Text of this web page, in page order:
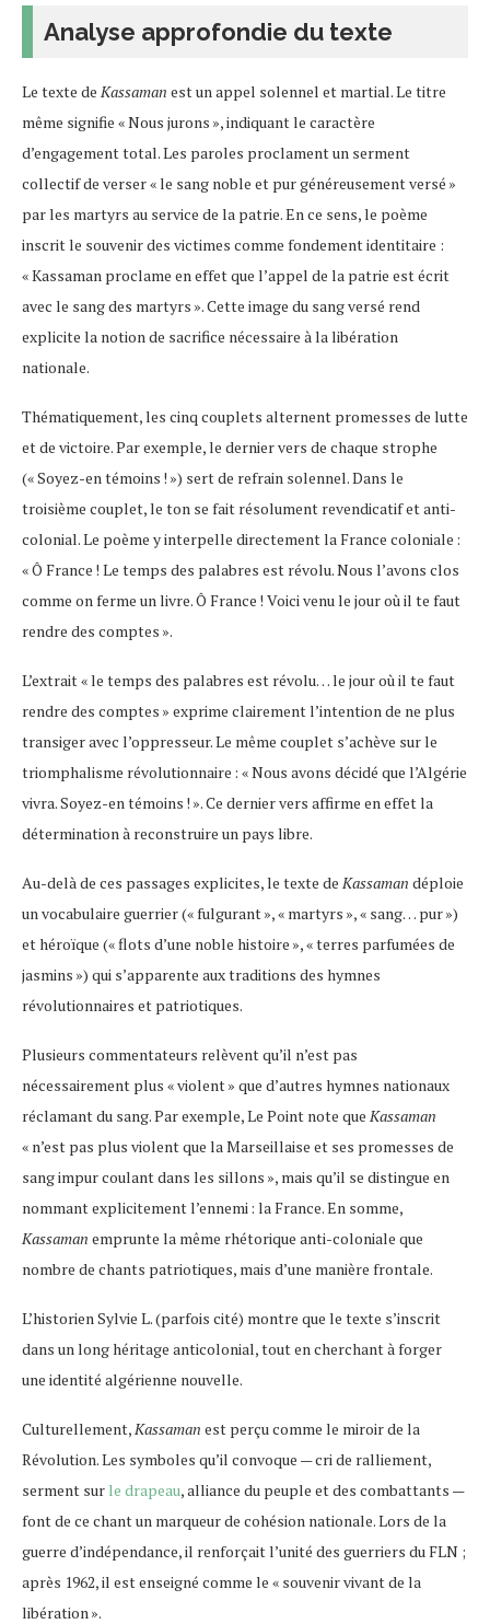
Analyse approfondie du texte
Le texte de Kassaman est un appel solennel et martial. Le titre
même signifie « Nous jurons », indiquant le caractère
d’engagement total. Les paroles proclament un serment
collectif de verser « le sang noble et pur généreusement versé »
par les martyrs au service de la patrie. En ce sens, le poème
inscrit le souvenir des victimes comme fondement identitaire :
« Kassaman proclame en effet que l’appel de la patrie est écrit
avec le sang des martyrs ». Cette image du sang versé rend
explicite la notion de sacrifice nécessaire à la libération
nationale.
Thématiquement, les cinq couplets alternent promesses de lutte
et de victoire. Par exemple, le dernier vers de chaque strophe
(« Soyez-en témoins ! ») sert de refrain solennel. Dans le
troisième couplet, le ton se fait résolument revendicatif et anti-
colonial. Le poème y interpelle directement la France coloniale :
« Ô France ! Le temps des palabres est révolu. Nous l’avons clos
comme on ferme un livre. Ô France ! Voici venu le jour où il te faut
rendre des comptes »​.
L’extrait « le temps des palabres est révolu… le jour où il te faut
rendre des comptes » exprime clairement l’intention de ne plus
transiger avec l’oppresseur. Le même couplet s’achève sur le
triomphalisme révolutionnaire : « Nous avons décidé que l’Algérie
vivra. Soyez-en témoins ! ». Ce dernier vers affirme en effet la
détermination à reconstruire un pays libre.
Au-delà de ces passages explicites, le texte de Kassaman déploie
un vocabulaire guerrier (« fulgurant », « martyrs », « sang… pur »)
et héroïque (« flots d’une noble histoire », « terres parfumées de
jasmins ») qui s’apparente aux traditions des hymnes
révolutionnaires et patriotiques.
Plusieurs commentateurs relèvent qu’il n’est pas
nécessairement plus « violent » que d’autres hymnes nationaux
réclamant du sang. Par exemple, Le Point note que Kassaman
« n’est pas plus violent que la Marseillaise et ses promesses de
sang impur coulant dans les sillons », mais qu’il se distingue en
nommant explicitement l’ennemi : la France​. En somme,
Kassaman emprunte la même rhétorique anti-coloniale que
nombre de chants patriotiques, mais d’une manière frontale.
L’historien Sylvie L. (parfois cité) montre que le texte s’inscrit
dans un long héritage anticolonial, tout en cherchant à forger
une identité algérienne nouvelle.
Culturellement, Kassaman est perçu comme le miroir de la
Révolution. Les symboles qu’il convoque — cri de ralliement,
serment sur le drapeau, alliance du peuple et des combattants —
font de ce chant un marqueur de cohésion nationale. Lors de la
guerre d’indépendance, il renforçait l’unité des guerriers du FLN ;
après 1962, il est enseigné comme le « souvenir vivant de la
libération ».